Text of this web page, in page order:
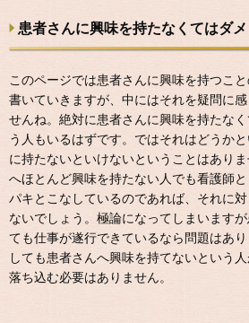
患者さんに興味を持たなくてはダメ
このページでは患者さんに興味を持つこ
書いていきますが、中にはそれを疑問に
せんね。絶対に患者さんに興味を持たな
う人もいるはずです。ではそれはどうか
に持たないといけないということはあり
へほとんど興味を持たない人でも看護師
パキとこなしているのであれば、それに
ないでしょう。極論になってしまいます
ても仕事が遂行できているなら問題はあ
しても患者さんへ興味を持てないという
落ち込む必要はありません。